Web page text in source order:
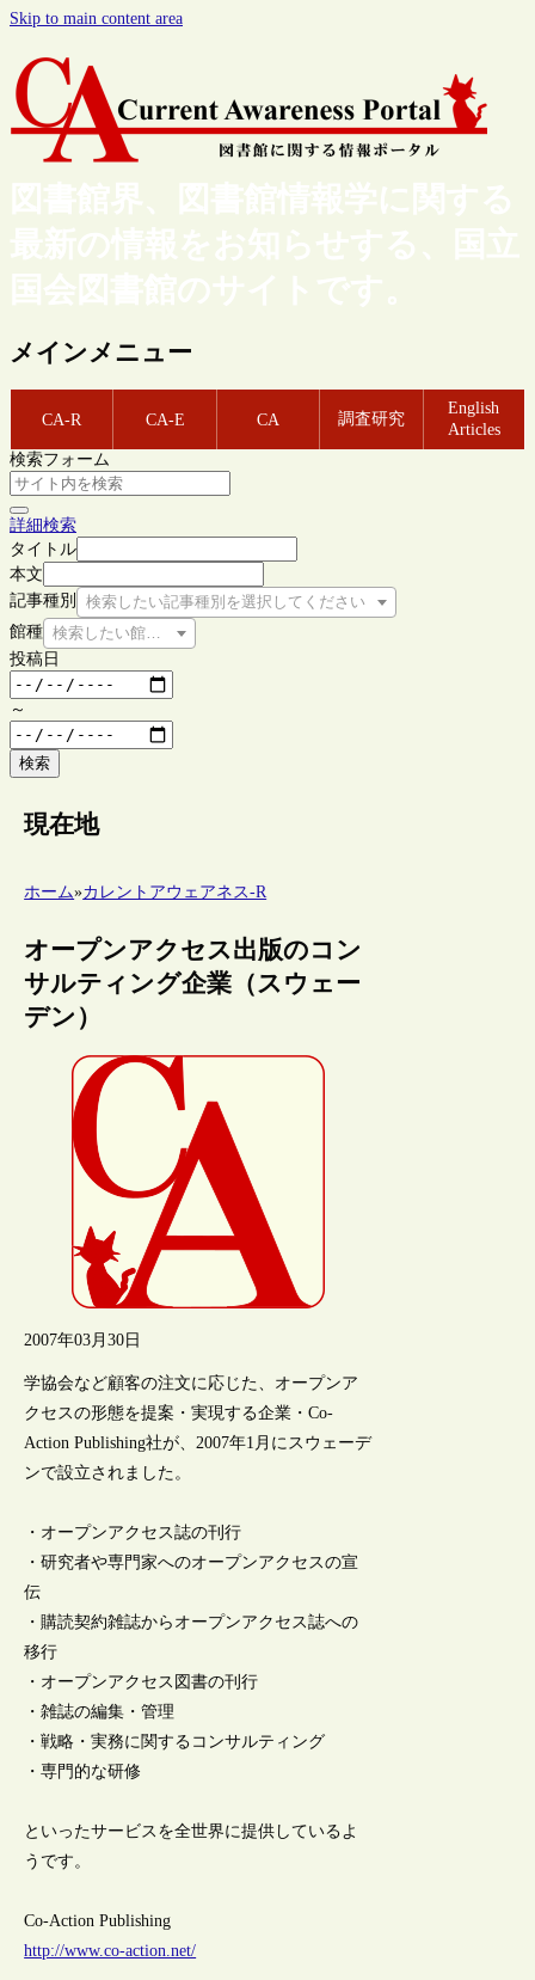
Skip to main content area
図書館界、図書館情報学に関する
最新の情報をお知らせする、国立
国会図書館のサイトです。
メインメニュー
CA-R CA-E CA 調査研究
English
Articles
検索フォーム
詳細検索
タイトル
本文
記事種別
検索したい記事種別を選択してください
館種 検索したい館種を選択してください
投稿日
～
検索
現在地
ホーム»カレントアウェアネス-R
オープンアクセス出版のコン
サルティング企業（スウェー
デン）
2007年03月30日
学協会など顧客の注文に応じた、オープンア
クセスの形態を提案・実現する企業・Co-
Action Publishing社が、2007年1月にスウェーデ
ンで設立されました。
・オープンアクセス誌の刊行
・研究者や専門家へのオープンアクセスの宣
伝
・購読契約雑誌からオープンアクセス誌への
移行
・オープンアクセス図書の刊行
・雑誌の編集・管理
・戦略・実務に関するコンサルティング
・専門的な研修
といったサービスを全世界に提供しているよ
うです。
Co-Action Publishing
http://www.co-action.net/